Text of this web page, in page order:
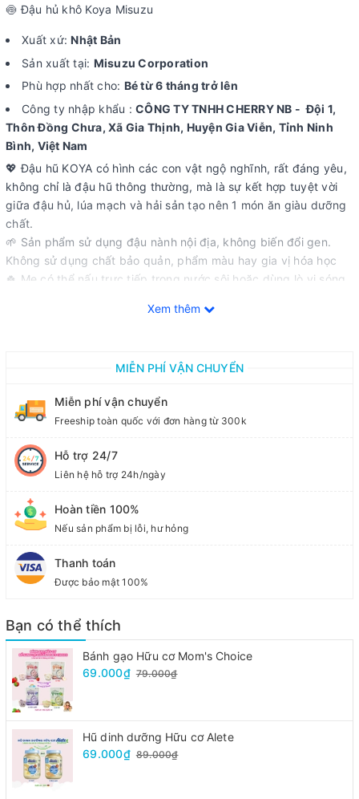
🍥 Đậu hủ khô Koya Misuzu
Xuất xứ:Nhật Bản
Sản xuất tại: Misuzu Corporation
Phù hợp nhất cho: Bé từ 6 tháng trở lên
Công ty nhập khẩu : CÔNG TY TNHH CHERRY NB - Đội 1,
Thôn Đồng Chưa, Xã Gia Thịnh, Huyện Gia Viễn, Tỉnh Ninh
Bình, Việt Nam
💖 Đậu hũ KOYA có hình các con vật ngộ nghĩnh, rất đáng yêu,
không chỉ là đậu hũ thông thường, mà là sự kết hợp tuyệt vời
giữa đậu hủ, lúa mạch và hải sản tạo nên 1 món ăn giàu dưỡng
chất.
🌱 Sản phẩm sử dụng đậu nành nội địa, không biến đổi gen.
Không sử dụng chất bảo quản, phẩm màu hay gia vị hóa học
🍀 Mẹ có thể nấu trực tiếp trong nước sôi hoặc dùng lò vi sóng
👉 Dùng lò vi sóng ở mức 600W
👉 Nấu trực tiếp: 10 - 15 phút
-- Cả gói với 400ml nước.
🍀 Mẹ có thể luộc cho con ăn bốc chỉ huy, nấu canh rau củ đậu
phụ, canh rong biển, miso soup hoặc nấu cháo đều rất ngon lại
giàu dưỡng chất, canxi và sắt nữa.
🌱 Đối bé từ 6 tháng : Mẹ có thể không dùng thêm gói gia vị
kèm theo mà chỉ đun sôi nước và cho đậu hủ khô vào nấu đến
khi đậu nở thật mềm là dùng được rồi.
🌱 Đối với bé từ 12 tháng thì mẹ sử dụng gói gia vị đi kèm nhé
🥣 Ngoài ra, tùy lượng bé ăn mà mẹ có thể nấu nhiều hoặc ít
hơn
Xem thêm
MIỄN PHÍ VẬN CHUYỂN
Miễn phí vận chuyển
Freeship toàn quốc với đơn hàng từ 300k
Hỗ trợ 24/7
Liên hệ hỗ trợ 24h/ngày
Hoàn tiền 100%
Nếu sản phẩm bị lỗi, hư hỏng
Thanh toán
Được bảo mật 100%
Bạn có thể thích
Bánh gạo Hữu cơ Mom's Choice
69.000₫ 79.000₫
Hũ dinh dưỡng Hữu cơ Alete
69.000₫ 89.000₫